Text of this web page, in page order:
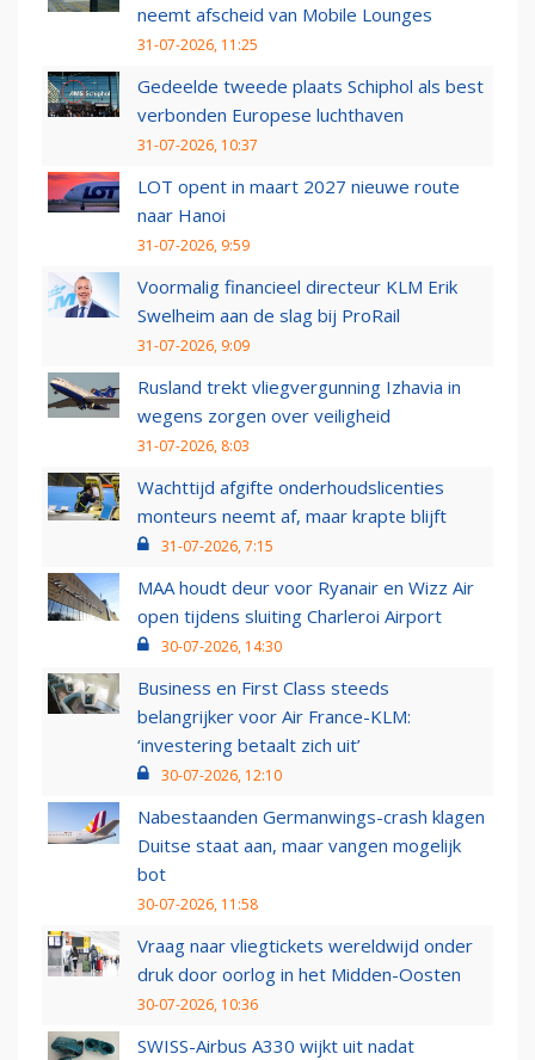
neemt afscheid van Mobile Lounges
31-07-2026, 11:25
Gedeelde tweede plaats Schiphol als best
verbonden Europese luchthaven
31-07-2026, 10:37
LOT opent in maart 2027 nieuwe route
naar Hanoi
31-07-2026, 9:59
Voormalig financieel directeur KLM Erik
Swelheim aan de slag bij ProRail
31-07-2026, 9:09
Rusland trekt vliegvergunning Izhavia in
wegens zorgen over veiligheid
31-07-2026, 8:03
Wachttijd afgifte onderhoudslicenties
monteurs neemt af, maar krapte blijft
31-07-2026, 7:15
MAA houdt deur voor Ryanair en Wizz Air
open tijdens sluiting Charleroi Airport
30-07-2026, 14:30
Business en First Class steeds
belangrijker voor Air France-KLM:
‘investering betaalt zich uit’
30-07-2026, 12:10
Nabestaanden Germanwings-crash klagen
Duitse staat aan, maar vangen mogelijk
bot
30-07-2026, 11:58
Vraag naar vliegtickets wereldwijd onder
druk door oorlog in het Midden-Oosten
30-07-2026, 10:36
SWISS-Airbus A330 wijkt uit nadat